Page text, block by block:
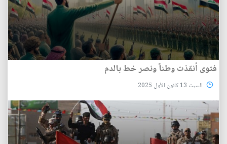
فتوى أنقذت وطناً ونصر خط بالدم
السبت 13 كانون الأول 2025